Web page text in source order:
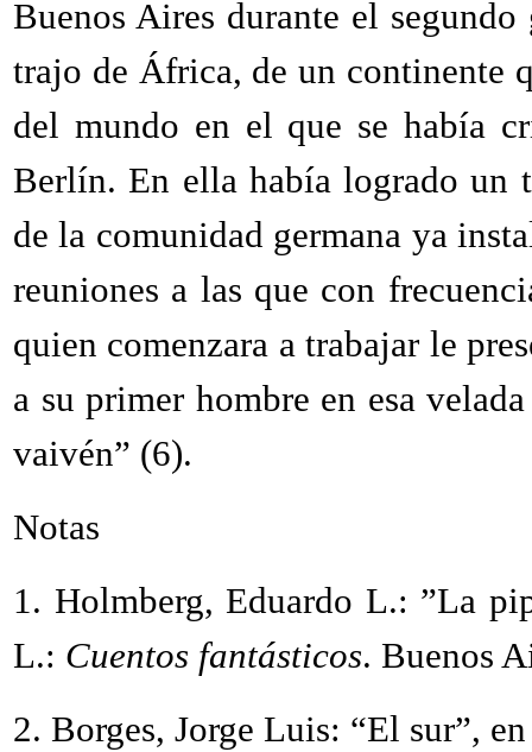
Buenos Aires durante el
trajo de África, de un continente
del mundo en el que se había
Berlín. En ella había logrado un
de la comunidad germana ya
reuniones a las que con
quien comenzara a trabajar le
a su primer hombre en esa
vaivén” (6).
Notas
1. Holmberg, Eduardo L.: ”La
L.: Cuentos fantásticos. Buenos
2. Borges, Jorge Luis: “El sur”,